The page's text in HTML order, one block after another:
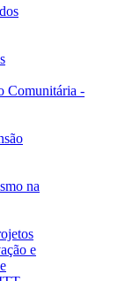
Comunitária -
na
e